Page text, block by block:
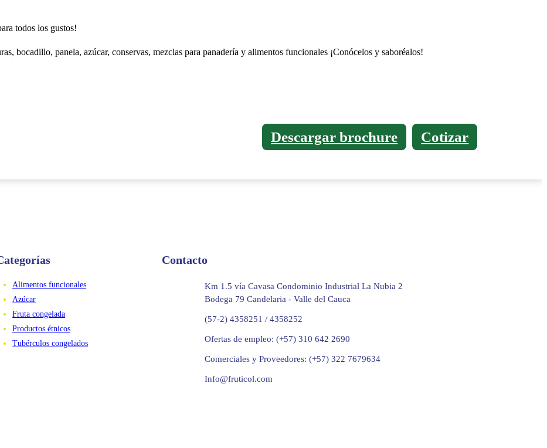
todos los gustos!
bocadillo, panela, azúcar, conservas, mezclas para panadería y alimentos funcionales ¡Conócelos y saboréalos!
Cotizar
Descargar brochure
Alimentos funcionales
Azúcar
Fruta congelada
Productos étnicos
Tubérculos congelados
Contacto
Km 1.5 vía Cavasa Condominio Industrial La Nubia 2
Bodega 79 Candelaria - Valle del Cauca
(57-2) 4358251 / 4358252
Ofertas de empleo: (+57) 310 642 2690
Comerciales y Proveedores: (+57) 322 7679634
Info@fruticol.com